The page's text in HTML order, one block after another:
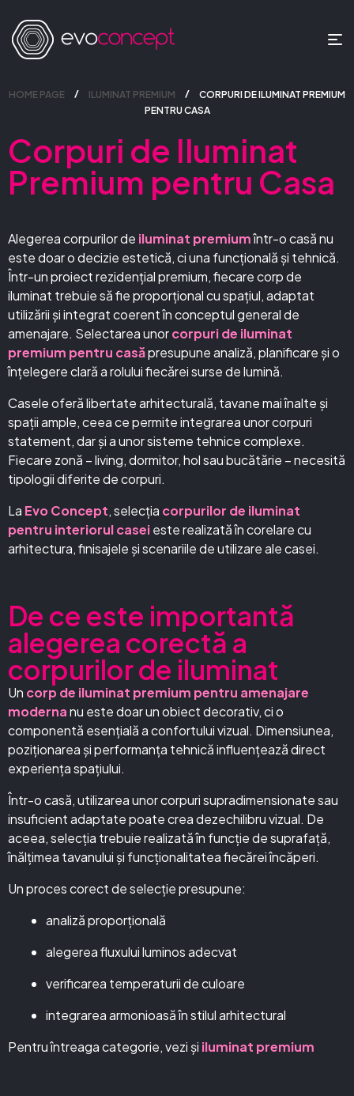
HOME PAGE ILUMINAT PREMIUM
CORPURI DE ILUMINAT PREMIUM
PENTRU CASA
Corpuri de Iluminat
Premium pentru Casa
Alegerea corpurilor de iluminat premiumîntr-o casă nu
este doar o decizie estetică, ci una funcțională și tehnică.
Într-un proiect rezidențial premium, fiecare corp de
iluminat trebuie să fie proporțional cu spațiul, adaptat
utilizării și integrat coerent în conceptul general de
amenajare. Selectarea unorcorpuri de iluminat
premium pentru casăpresupune analiză, planificare și o
înțelegere clară a rolului fiecărei surse de lumină.
Casele oferă libertate arhitecturală, tavane mai înalte și
spații ample, ceea ce permite integrarea unor corpuri
statement, dar și a unor sisteme tehnice complexe.
Fiecare zonă – living, dormitor, hol sau bucătărie – necesită
tipologii diferite de corpuri.
La Evo Concept, selecția corpurilor de iluminat
pentru interiorul caseieste realizată în corelare cu
arhitectura, finisajele și scenariile de utilizare ale casei.
De ce este importantă
alegerea corectă a
corpurilor de iluminat
Un corp de iluminat premium pentru amenajare
modernanu este doar un obiect decorativ, ci o
componentă esențială a confortului vizual. Dimensiunea,
poziționarea și performanța tehnică influențează direct
experiența spațiului.
Într-o casă, utilizarea unor corpuri supradimensionate sau
insuficient adaptate poate crea dezechilibru vizual. De
aceea, selecția trebuie realizată în funcție de suprafață,
înălțimea tavanului și funcționalitatea fiecărei încăperi.
Un proces corect de selecție presupune:
analiză proporțională
alegerea fluxului luminos adecvat
verificarea temperaturii de culoare
integrarea armonioasă în stilul arhitectural
Pentru întreaga categorie, vezi și iluminat premium